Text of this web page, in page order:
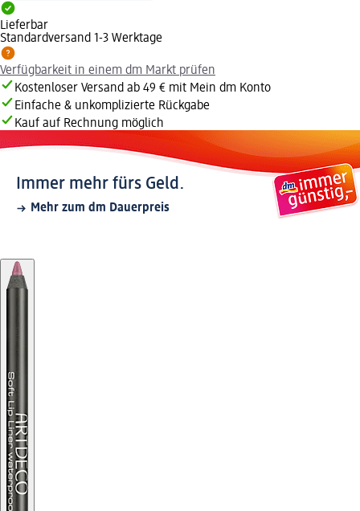
Lieferbar
Standardversand 1-3 Werktage
Verfügbarkeit in einem dm Markt prüfen
Kostenloser Versand ab 49 € mit Mein dm Konto
Einfache & unkomplizierte Rückgabe
Kauf auf Rechnung möglich
Immer mehr fürs Geld.
Mehr zum dm Dauerpreis